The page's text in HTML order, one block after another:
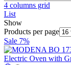
4 columns grid
List
Show
Products per page
Sale 7%